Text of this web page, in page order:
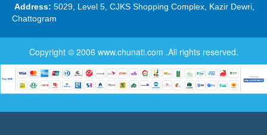
Address: 5029, Level 5, CJKS Shopping Complex, Kazir Dewri,
Chattogram
Copyright © 2006 www.chunati.com .All rights reserved.